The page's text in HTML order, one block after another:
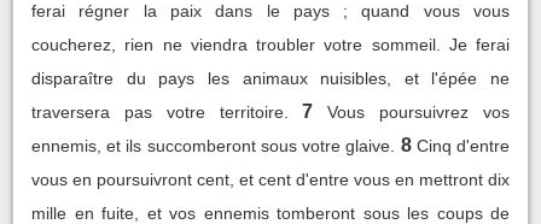
ferai régner la paix dans le pays ; quand vous vous
coucherez, rien ne viendra troubler votre sommeil. Je ferai
disparaître du pays les animaux nuisibles, et l'épée ne
traversera pas votre territoire.
7
Vous poursuivrez vos
ennemis, et ils succomberont sous votre glaive. 8 Cinq d'entre
vous en poursuivront cent, et cent d'entre vous en mettront dix
mille en fuite, et vos ennemis tomberont sous les coups de